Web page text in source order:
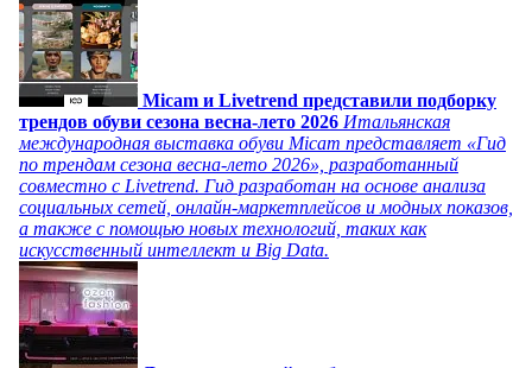
Micam и Livetrend представили подборку
трендов обуви сезона весна-лето 2026 Итальянская
международная выставка обуви Micam представляет «Гид
по трендам сезона весна-лето 2026», разработанный
совместно с Livetrend. Гид разработан на основе анализа
социальных сетей, онлайн-маркетплейсов и модных показов,
а также с помощью новых технологий, таких как
искусственный интеллект и Big Data.